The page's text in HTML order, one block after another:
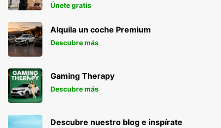
Únete gratis
Alquila un coche Premium
Descubre más
Gaming Therapy
Descubre más
Descubre nuestro blog e inspírate